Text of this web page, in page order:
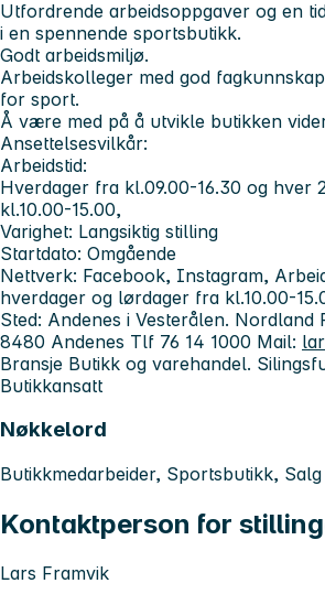
Utfordrende arbeidsoppgaver og en
i en spennende sportsbutikk.
Godt arbeidsmiljø.
Arbeidskolleger med god
for sport.
Å være med på å utvikle butikken
Ansettelsesvilkår:
Arbeidstid:
Hverdager fra kl.09.00-16.30 og hver
kl.10.00-15.00,
Varighet: Langsiktig stilling
Startdato: Omgående
Nettverk: Facebook, Instagram,
hverdager og lørdager fra kl.10.00-
Sted: Andenes i Vesterålen. Nordland
8480 Andenes Tlf 76 14 1000 Mail:
Bransje Butikk og varehandel.
Butikkansatt
Nøkkelord
Butikkmedarbeider, Sportsbutikk,
Kontaktperson for
Lars Framvik